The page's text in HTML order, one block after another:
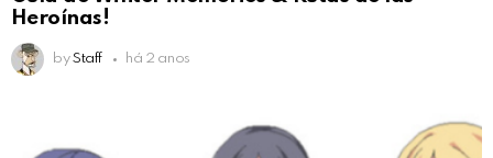
Heroínas!
by Staff há 2 anos